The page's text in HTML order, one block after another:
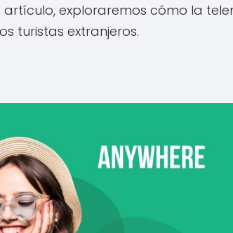
exploraremos cómo la
turistas extranjeros.